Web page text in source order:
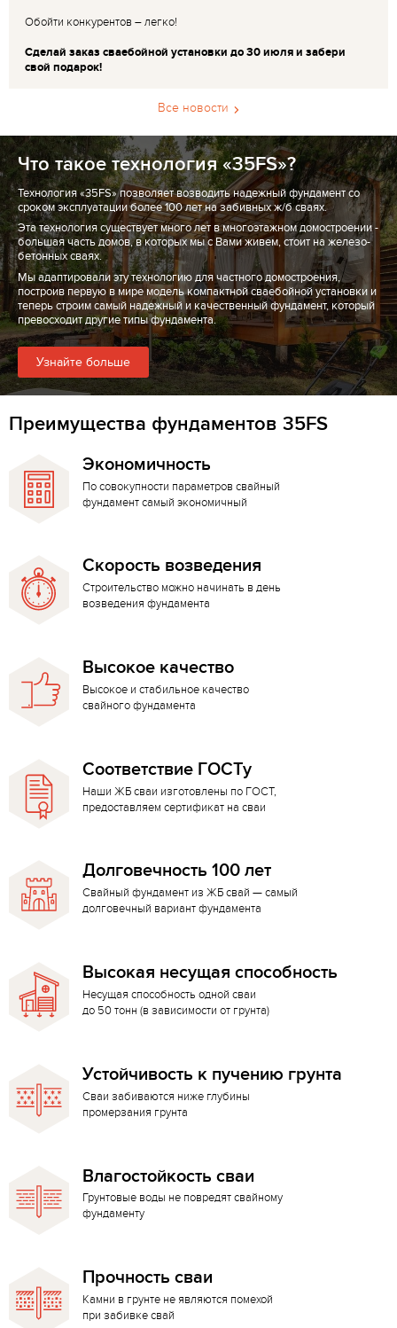
Обойти конкурентов – легко!
Сделай заказ сваебойной установки до 30 июля и забери
свой подарок!
Все новости
Что такое технология «35FS»?
Технология «35FS» позволяет возводить надежный фундамент со
сроком эксплуатации более 100 лет на забивных ж/б сваях.
Эта технология существует много лет в многоэтажном домостроении -
большая часть домов, в которых мы с Вами живем, стоит на железо-
бетонных сваях.
Мы адаптировали эту технологию для частного домостроения,
построив первую в мире модель компактной сваебойной установки и
теперь строим самый надежный и качественный фундамент, который
превосходит другие типы фундамента.
Узнайте больше
Преимущества фундаментов 35FS
Экономичность
По совокупности параметров свайный
фундамент самый экономичный
Скорость возведения
Строительство можно начинать в день
возведения фундамента
Высокое качество
Высокое и стабильное качество
свайного фундамента
Соответствие ГОСТу
Наши ЖБ сваи изготовлены по ГОСТ,
предоставляем сертификат на сваи
Долговечность 100 лет
Свайный фундамент из ЖБ свай — самый
долговечный вариант фундамента
Высокая несущая способность
Несущая способность одной сваи
до 50 тонн (в зависимости от грунта)
Устойчивость к пучению грунта
Сваи забиваются ниже глубины
промерзания грунта
Влагостойкость сваи
Грунтовые воды не повредят свайному
фундаменту
Прочность сваи
Камни в грунте не являются помехой
при забивке свай